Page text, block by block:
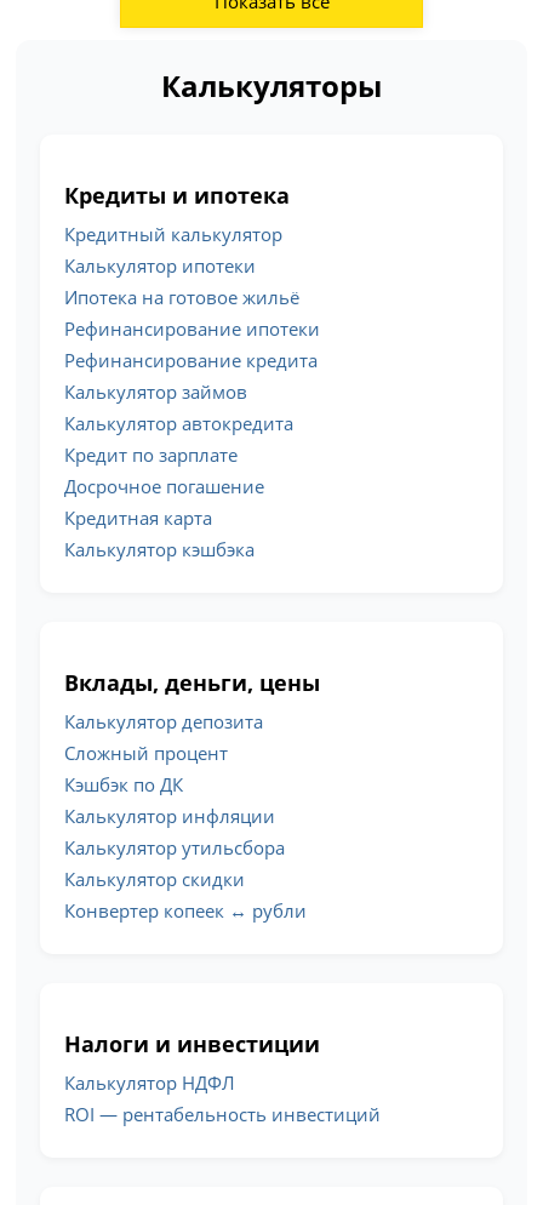
Калькуляторы
Кредиты и ипотека
Кредитный калькулятор
Калькулятор ипотеки
Ипотека на готовое жильё
Рефинансирование ипотеки
Рефинансирование кредита
Калькулятор займов
Калькулятор автокредита
Кредит по зарплате
Досрочное погашение
Кредитная карта
Калькулятор кэшбэка
Вклады, деньги, цены
Калькулятор депозита
Сложный процент
Кэшбэк по ДК
Калькулятор инфляции
Калькулятор утильсбора
Калькулятор скидки
Конвертер копеек ↔ рубли
Налоги и инвестиции
Калькулятор НДФЛ
ROI — рентабельность инвестиций